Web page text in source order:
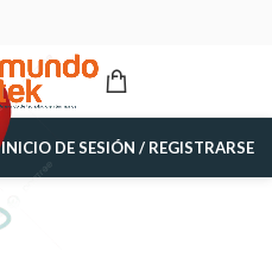
INICIO DE SESIÓN / REGISTRARSE